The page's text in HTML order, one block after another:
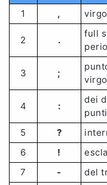
1 ,
2 .
full
3 ;
4 :
dei
punti
5 ?
6
!
7
- del